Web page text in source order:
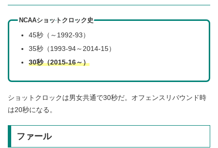
NCAAショットクロック史
45秒（～1992-93）
35秒（1993-94～2014-15）
30秒（2015-16～）
ショットクロックは男女共通で30秒だ。オフェンスリバウンド時
は20秒になる。
ファール